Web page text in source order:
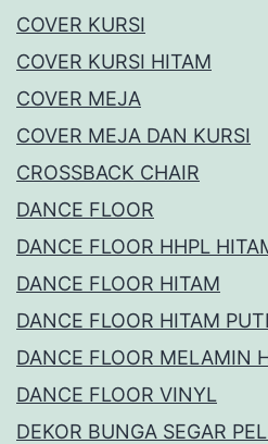
COVER KURSI
COVER KURSI HITAM
COVER MEJA
COVER MEJA DAN KURSI
CROSSBACK CHAIR
DANCE FLOOR
DANCE FLOOR HHPL
DANCE FLOOR HITAM
DANCE FLOOR HITAM
DANCE FLOOR MELAMIN
DANCE FLOOR VINYL
DEKOR BUNGA SEGAR